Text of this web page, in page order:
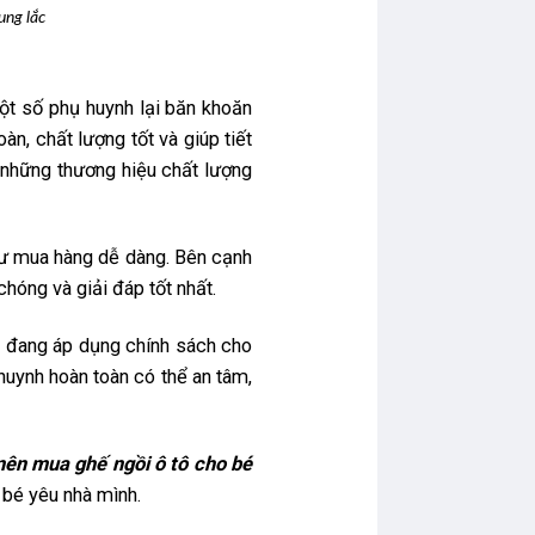
lắc
số phụ huynh lại băn khoăn
chất lượng tốt và giúp tiết
thương hiệu chất lượng
hàng dễ dàng. Bên cạnh
và giải đáp tốt nhất.
áp dụng chính sách cho
hoàn toàn có thể an tâm,
mua ghế ngồi ô tô cho bé
yêu nhà mình.